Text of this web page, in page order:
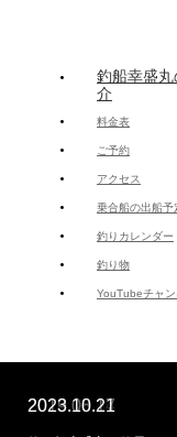
2022.07.17
2021.03.11
2023.05.21
2019.05.10
2018.11.10
2021.05.8
2018.08.14
2019.08.17
2023.10.21
釣船幸盛丸
介
料金表
ご予約
アクセス
乗合船の出船予
釣りカレンダー
釣り物
YouTubeチャ
Copyright ©つりや